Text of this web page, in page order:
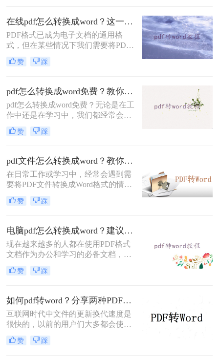
在线pdf怎么转换成word？这一种转换方法了解一下！
PDF格式已成为电子文档的通用格
式，但在某些情况下我们需要将PDF
转换成Word文档进行编辑和进一步处
理。本文将介绍一种常用的在线PDF
线pdf怎么转换成word问题。
赞 踩
pdf怎么转换成word免费？教你三个pdf转word方法。
pdf怎么转换成word免费？无论是在工
作中还是在学习中，我们都经常会遇
到需要将PDF文件转换为Word文档的
情况。那么，如何将PDF转换为Word
法。
赞 踩
pdf文件怎么转换成word？教你三个方法！
在日常工作或学习中，经常会遇到需
要将PDF文件转换成Word格式的情
况。无论是为了编辑、修改或者是对
其中的文字内容进行复制、粘贴，将
的。那么，pdf文件怎么转换成word
呢？本文将详细介绍三种方法，确保
你可以轻松快速地将PDF文件转换成
可编辑的Word格式。
赞 踩
电脑pdf怎么转换成word？建议收藏这二种转换方法！
现在越来越多的人都在使用PDF格式
文档作为办公和学习的必备文档，但
是可惜由于PDF本身的限制，导致其
不能很方便的转换回文字形式，又或
出来，这里小编总结一些电脑pdf怎么
转换成word的方法推荐给大家，方便
日常应用。
赞 踩
如何pdf转word？分享两种PDF文件转换方式！
互联网时代中文件的更新换代速度是
很快的，以前的用户们大多都会使用
Word文档来记录各种信息，随着技术
的进步，近两年来PDF文档愈发火爆
赞 踩